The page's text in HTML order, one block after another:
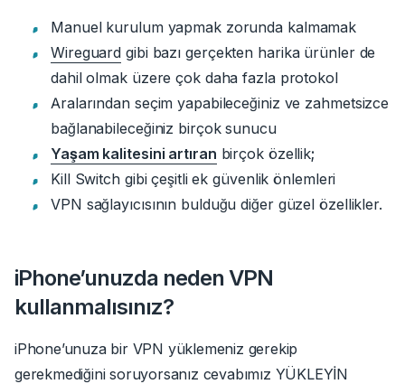
Manuel kurulum yapmak zorunda kalmamak
Wireguard gibi bazı gerçekten harika ürünler de
dahil olmak üzere çok daha fazla protokol
Aralarından seçim yapabileceğiniz ve zahmetsizce
bağlanabileceğiniz birçok sunucu
Yaşam kalitesini artıran birçok özellik;
Kill Switch gibi çeşitli ek güvenlik önlemleri
VPN sağlayıcısının bulduğu diğer güzel özellikler.
iPhone’unuzda neden VPN
kullanmalısınız?
iPhone’unuza bir VPN yüklemeniz gerekip
gerekmediğini soruyorsanız cevabımız YÜKLEYİN